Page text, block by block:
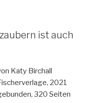
ist auch
Katy Birchall
2021
320 Seiten